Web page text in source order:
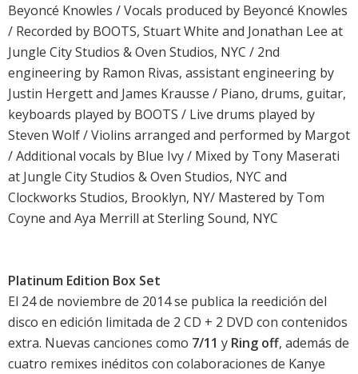
Beyoncé Knowles / Vocals produced by Beyoncé Knowles
/ Recorded by BOOTS, Stuart White and Jonathan Lee at
Jungle City Studios & Oven Studios, NYC / 2nd
engineering by Ramon Rivas, assistant engineering by
Justin Hergett and James Krausse / Piano, drums, guitar,
keyboards played by BOOTS / Live drums played by
Steven Wolf / Violins arranged and performed by Margot
/ Additional vocals by Blue Ivy / Mixed by Tony Maserati
at Jungle City Studios & Oven Studios, NYC and
Clockworks Studios, Brooklyn, NY/ Mastered by Tom
Coyne and Aya Merrill at Sterling Sound, NYC
Platinum Edition Box Set
El 24 de noviembre de 2014 se publica la reedición del
disco en edición limitada de 2 CD + 2 DVD con contenidos
extra. Nuevas canciones como 7/11 y Ring off, además de
cuatro remixes inéditos con colaboraciones de Kanye